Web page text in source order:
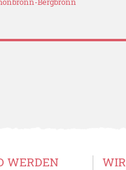
WERDEN